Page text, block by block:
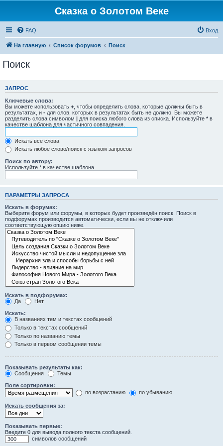
Сказка о Золотом Веке
FAQ Вход
На главную Список форумов Поиск
Поиск
ЗАПРОС
Ключевые слова:
Вы можете использовать + , чтобы определить слова, которые должны быть в
результатах, и - для слов, которых в результатах быть не должно. Вы можете
разделить слова символом | для поиска любого слова из списка. Используйте * в
качестве шаблона для частичного совпадения.
Искать все слова
Искать любое слово/поиск с языком запросов
Поиск по автору:
Используйте * в качестве шаблона.
ПАРАМЕТРЫ ЗАПРОСА
Искать в форумах:
Выберите форум или форумы, в которых будет произведён поиск. Поиск в
подфорумах производится автоматически, если вы не отключили
соответствующую опцию ниже.
Искать в подфорумах:
Да
Нет
Искать:
В названиях тем и текстах сообщений
Только в текстах сообщений
Только по названию темы
Только в первом сообщении темы
Показывать результаты как:
Сообщения
Темы
Поле сортировки:
по возрастанию
по убыванию
Искать сообщения за:
Показывать первые:
Введите 0 для вывода полного текста сообщений.
символов сообщений